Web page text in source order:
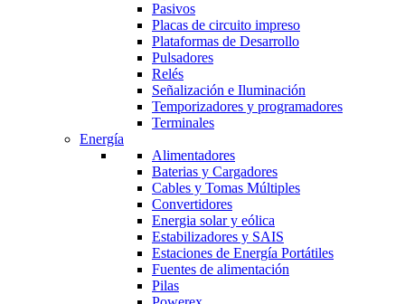
Pasivos
Placas de circuito impreso
Plataformas de Desarrollo
Pulsadores
Relés
Señalización e Iluminación
Temporizadores y programadores
Terminales
Energía
Alimentadores
Baterias y Cargadores
Cables y Tomas Múltiples
Convertidores
Energia solar y eólica
Estabilizadores y SAIS
Estaciones de Energía Portátiles
Fuentes de alimentación
Pilas